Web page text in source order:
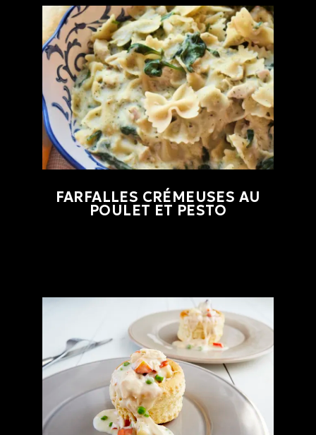
FARFALLES CRÉMEUSES AU
POULET ET PESTO